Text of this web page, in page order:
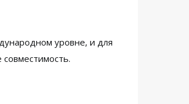
уровне, и для